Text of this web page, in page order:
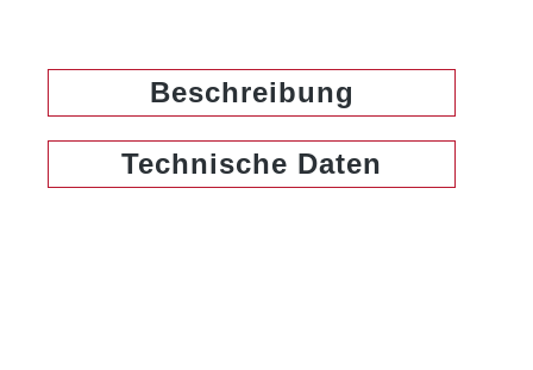
Beschreibung
Technische Daten